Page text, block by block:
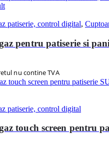
patiserie, control digital,
pentru patiserie si
nu contine TVA
patiserie, control digital
touch screen pentru